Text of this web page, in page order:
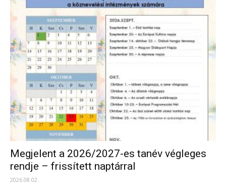
Megjelent a 2026/2027-es tanév végleges
rendje – frissített naptárral
2026.08.02.